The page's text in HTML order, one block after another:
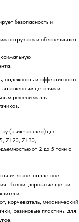
безопасность и
нагрузкам и обеспечивают
надежность и эффективность.
закаленным деталям и
решением для
(квик-каплер) для
ZL20, ZL30,
от 2 до 5 тонн с
паллетное,
Ковши, дорожные щетки,
корчеватель, механический
резиновые пластины для